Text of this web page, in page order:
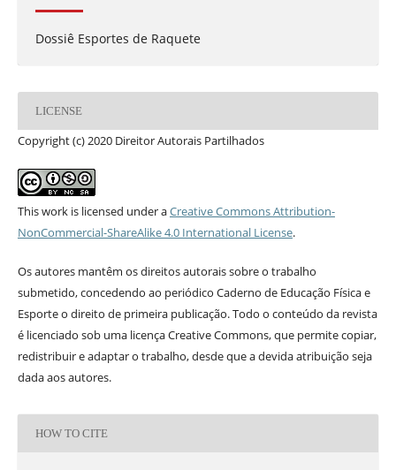
Dossiê Esportes de Raquete
LICENSE
Copyright (c) 2020 Direitor Autorais Partilhados
This work is licensed under aCreative Commons Attribution-
NonCommercial-ShareAlike 4.0 International License.
Os autores mantêm os direitos autorais sobre o trabalho
submetido, concedendo ao periódico Caderno de Educação Física e
Esporte o direito de primeira publicação. Todo o conteúdo da revista
é licenciado sob uma licença Creative Commons, que permite copiar,
redistribuir e adaptar o trabalho, desde que a devida atribuição seja
dada aos autores.
HOW TO CITE